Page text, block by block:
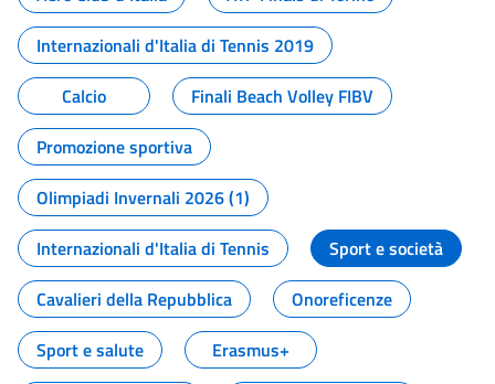
Internazionali d'Italia di Tennis 2019
Calcio
Finali Beach Volley FIBV
Promozione sportiva
Olimpiadi Invernali 2026 (1)
Internazionali d'Italia di Tennis
Sport e società
Cavalieri della Repubblica
Onoreficenze
Sport e salute
Erasmus+